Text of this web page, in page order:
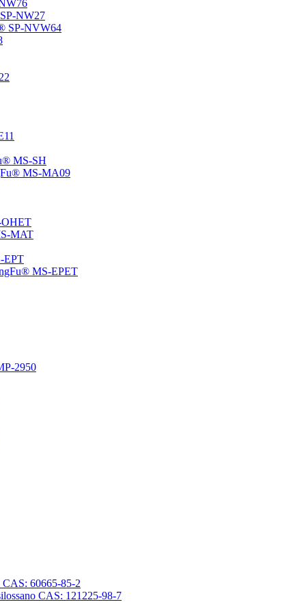
NW27
SP-NVW64
MS-SH
MS-MA09
OHET
MAT
EPT
MS-EPET
2950
CAS: 60665-85-2
CAS: 121225-98-7